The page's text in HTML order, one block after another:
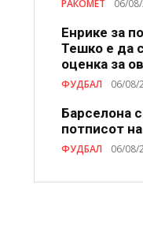
РАКОМЕТ 06/
Енрике за
Тешко е да
оценка за
ФУДБАЛ 06/08/
Барселона
потписот
ФУДБАЛ 06/08/